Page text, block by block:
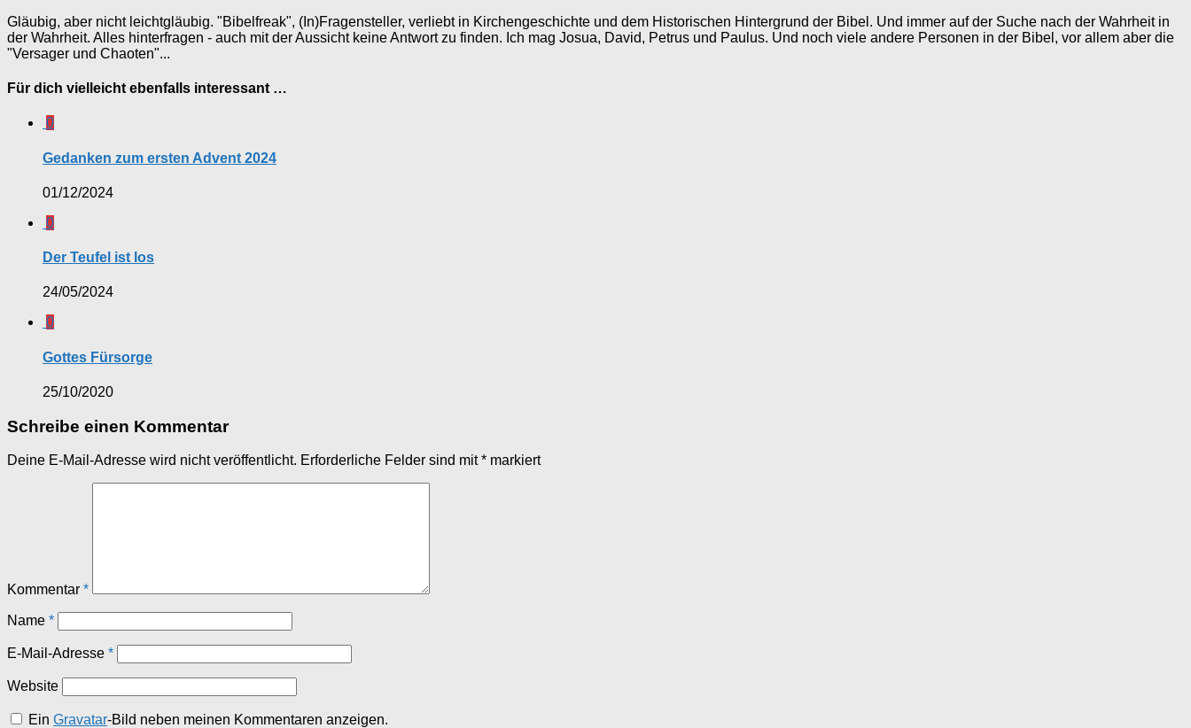
Gläubig, aber nicht leichtgläubig. "Bibelfreak", (In)Fragensteller, verliebt in Kirchengeschichte und dem Historischen Hintergrund der Bibel. Und immer auf der Suche nach der Wahrheit in
der Wahrheit. Alles hinterfragen - auch mit der Aussicht keine Antwort zu finden. Ich mag Josua, David, Petrus und Paulus. Und noch viele andere Personen in der Bibel, vor allem aber die
"Versager und Chaoten"...
Für dich vielleicht ebenfalls interessant …
0
Gedanken zum ersten Advent 2024
01/12/2024
0
Der Teufel ist los
24/05/2024
0
Gottes Fürsorge
25/10/2020
Schreibe einen Kommentar
Deine E-Mail-Adresse wird nicht veröffentlicht. Erforderliche Felder sind mit* markiert
Kommentar *
Name *
E-Mail-Adresse *
Website
EinGravatar-Bild neben meinen Kommentaren anzeigen.